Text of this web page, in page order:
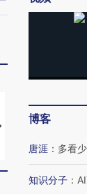
视线｜HYROX的吸金
心“花钱找虐”？
博客
唐涯 ： 多看
知识分子 ：